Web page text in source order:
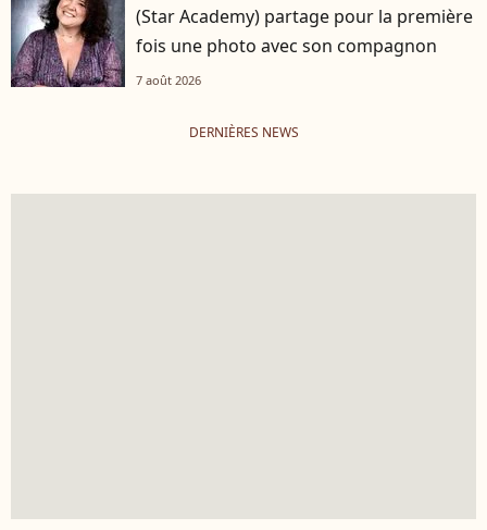
(Star Academy) partage pour la première
fois une photo avec son compagnon
7 août 2026
DERNIÈRES NEWS